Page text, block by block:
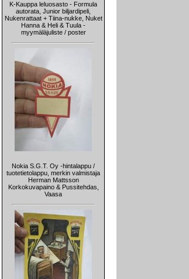
K-Kauppa leluosasto - Formula
autorata, Junior biljardipeli,
Nukenrattaat + Tiina-nukke, Nuket
Hanna & Heli & Tuula -
myymäläjuliste / poster
Nokia S.G.T. Oy -hintalappu /
tuotetietolappu, merkin valmistaja
Herman Mattsson
Korkokuvapaino & Pussitehdas,
Vaasa